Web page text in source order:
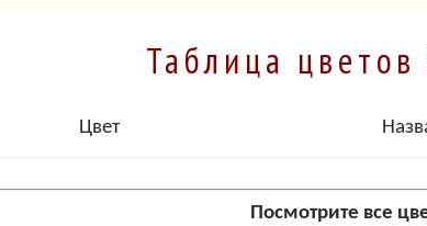
Таблица
Цвет
Посмотрите все